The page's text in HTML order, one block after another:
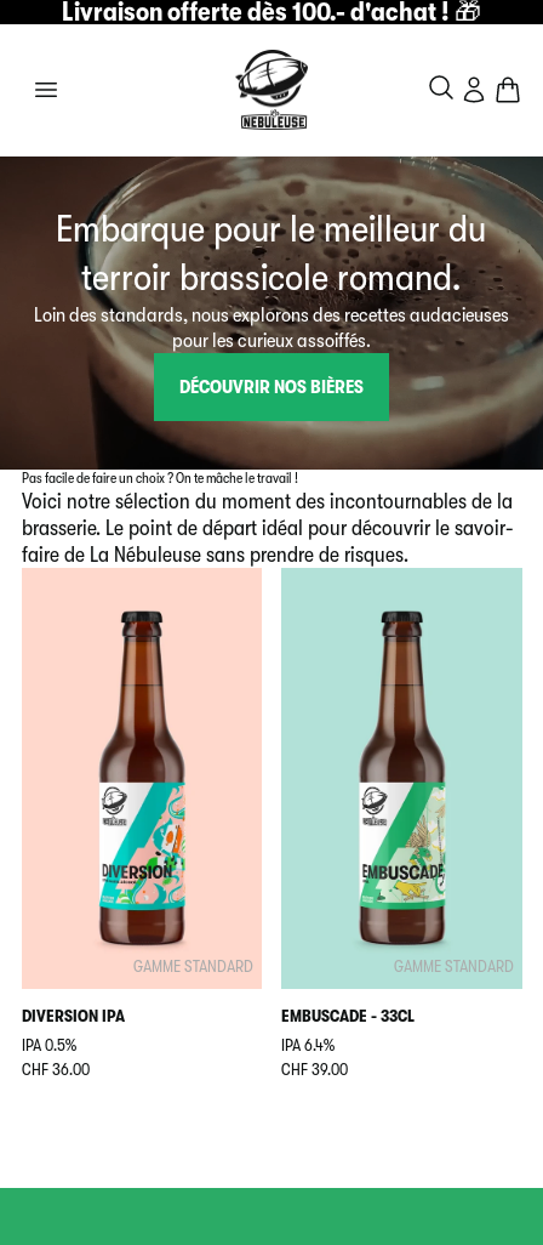
Livraison offerte dès 100.- d'achat ! 🎁
Embarque pour le meilleur du
terroir brassicole romand.
Loin des standards, nous explorons des recettes audacieuses
pour les curieux assoiffés.
DÉCOUVRIR NOS BIÈRES
Pas facile de faire un choix ? On te mâche le travail !
Voici notre sélection du moment des incontournables de la
brasserie. Le point de départ idéal pour découvrir le savoir-
faire de La Nébuleuse sans prendre de risques.
GAMME STANDARD
DIVERSION IPA
IPA 0.5%
CHF 36.00
GAMME STANDARD
EMBUSCADE - 33CL
IPA 6.4%
CHF 39.00